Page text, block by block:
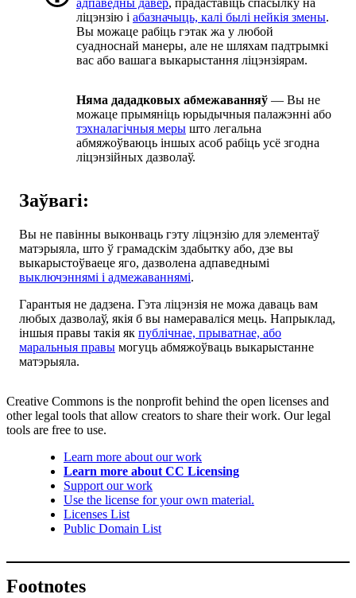
адпаведны давер, прадаставіць спасылку на
ліцэнзію і абазначыць, калі былі нейкія змены.
Вы можаце рабіць гэтак жа у любой
суадноснай манеры, але не шляхам падтрымкі
вас або вашага выкарыстання ліцэнзіярам.
Няма дададковых абмежаванняў — Вы не
можаце прымяніць юрыдычныя палажэнні або
тэхналагічныя меры што легальна
абмяжоўваюць іншых асоб рабіць усё згодна
ліцэнзійных дазволаў.
Заўвагі:
Вы не павінны выконваць гэту ліцэнзію для элементаў
матэрыяла, што ў грамадскім здабытку або, дзе вы
выкарыстоўваеце яго, дазволена адпаведнымі
выключэннямі і адмежаваннямі.
Гарантыя не дадзена. Гэта ліцэнзія не можа даваць вам
любых дазволаў, якія б вы намераваліся мець. Напрыклад,
іншыя правы такія як публічнае, прыватнае, або
маральныя правы могуць абмяжоўваць выкарыстанне
матэрыяла.
Creative Commons is the nonprofit behind the open licenses and
other legal tools that allow creators to share their work. Our legal
tools are free to use.
Learn more about our work
Learn more about CC Licensing
Support our work
Use the license for your own material.
Licenses List
Public Domain List
Footnotes